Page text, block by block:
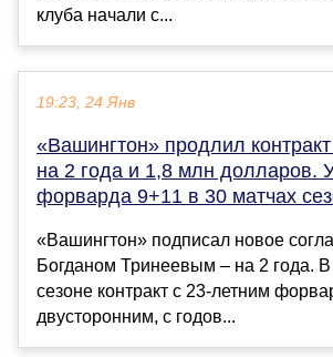
клуба начали с...
19:23, 24 Янв
«Вашингтон» продлил
на 2 года и 1,8 млн долларов.
форварда 9+11 в 30 матчах
«Вашингтон» подписал новое
Богданом Тринеевым – на 2 года.
сезоне контракт с 23-летним
двусторонним, с годов...